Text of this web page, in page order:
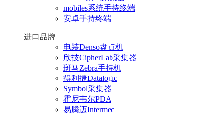
mobiles系统手持终端
安卓手持终端
进口品牌
电装Denso盘点机
欣技CipherLab采集器
斑马Zebra手持机
得利捷Datalogic
Symbol采集器
霍尼韦尔PDA
易腾迈Intermec